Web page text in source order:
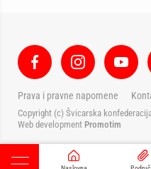
Prava i pravne napomene
Copyright (c) Švicarska
Web development Promotim